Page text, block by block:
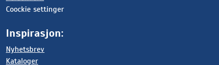
Coockie settinger
Inspirasjon:
Nyhetsbrev
Kataloger